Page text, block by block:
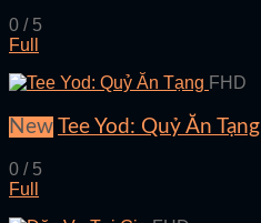
0 / 5
Full
FHD
New Tee Yod: Quỷ Ăn Tạng
0 / 5
Full